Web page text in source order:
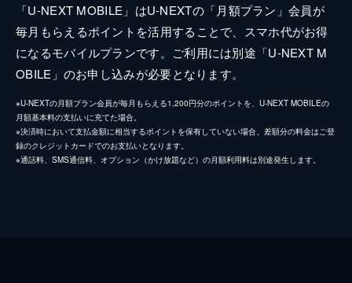
「U-NEXT MOBILE」はU-NEXTの「月額プラン」会員が
毎月もらえるポイントを活用することで、スマホ代がお得
になるモバイルプランです。ご利用には別途「U-NEXT M
OBILE」のお申し込みが必要となります。
※U-NEXTの月額プラン会員が毎月もらえる1,200円分のポイントを、U-NEXT MOBILEの
月額基本料の支払いに充てた場合。
※決済時において支払金額に相当するポイントを保有していない場合、差額分の料金はご登
録のクレジットカードでのお支払いとなります。
※通話料、SMS通信料、オプション（かけ放題など）の月額利用料は別途発生します。